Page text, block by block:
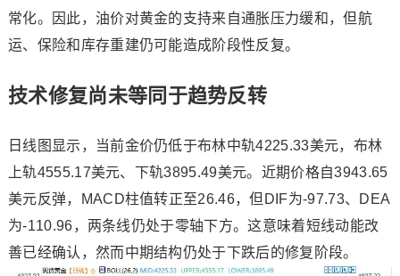
常化。因此，油价对黄金的支持来自通胀压力缓和，但航
运、保险和库存重建仍可能造成阶段性反复。
技术修复尚未等同于趋势反转
日线图显示，当前金价仍低于布林中轨4225.33美元，布林
上轨4555.17美元、下轨3895.49美元。近期价格自3943.65
美元反弹，MACD柱值转正至26.46，但DIF为-97.73、DEA
为-110.96，两条线仍处于零轴下方。这意味着短线动能改
善已经确认，然而中期结构仍处于下跌后的修复阶段。